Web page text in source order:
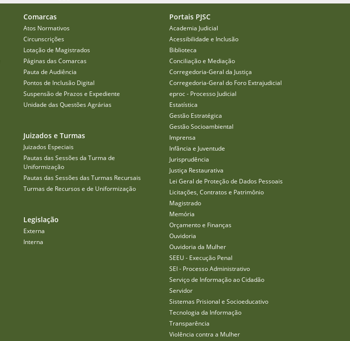
Comarcas
Atos Normativos
Circunscrições
Lotação de Magistrados
Páginas das Comarcas
Pauta de Audiência
Pontos de Inclusão Digital
Suspensão de Prazos e Expediente
Unidade das Questões Agrárias
Juizados e Turmas
Juizados Especiais
Pautas das Sessões da Turma de
Uniformização
Pautas das Sessões das Turmas Recursais
Turmas de Recursos e de Uniformização
Legislação
Externa
Interna
Portais PJSC
Academia Judicial
Acessibilidade e Inclusão
Biblioteca
Conciliação e Mediação
Corregedoria-Geral da Justiça
Corregedoria-Geral do Foro Extrajudicial
eproc - Processo Judicial
Estatística
Gestão Estratégica
Gestão Socioambiental
Imprensa
Infância e Juventude
Jurisprudência
Justiça Restaurativa
Lei Geral de Proteção de Dados Pessoais
Licitações, Contratos e Patrimônio
Magistrado
Memória
Orçamento e Finanças
Ouvidoria
Ouvidoria da Mulher
SEEU - Execução Penal
SEI - Processo Administrativo
Serviço de Informação ao Cidadão
Servidor
Sistemas Prisional e Socioeducativo
Tecnologia da Informação
Transparência
Violência contra a Mulher